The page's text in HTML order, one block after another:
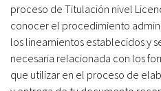
proceso de Titulación nivel
conocer el procedimiento
los lineamientos establecidos y
necesaria relacionada con los
que utilizar en el proceso de